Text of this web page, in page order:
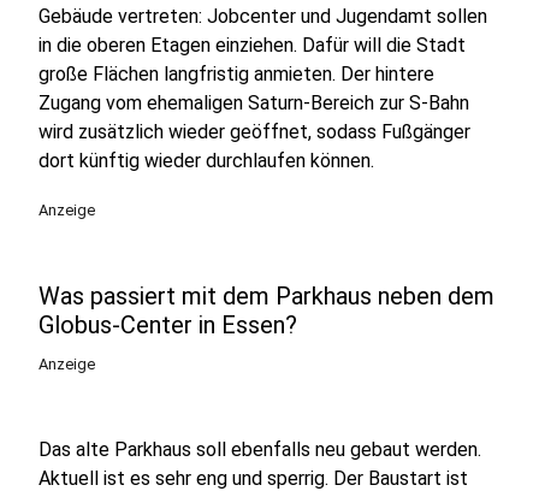
Gebäude vertreten: Jobcenter und Jugendamt sollen
in die oberen Etagen einziehen. Dafür will die Stadt
große Flächen langfristig anmieten. Der hintere
Zugang vom ehemaligen Saturn-Bereich zur S-Bahn
wird zusätzlich wieder geöffnet, sodass Fußgänger
dort künftig wieder durchlaufen können.
Anzeige
Was passiert mit dem Parkhaus neben dem
Globus-Center in Essen?
Anzeige
Das alte Parkhaus soll ebenfalls neu gebaut werden.
Aktuell ist es sehr eng und sperrig. Der Baustart ist